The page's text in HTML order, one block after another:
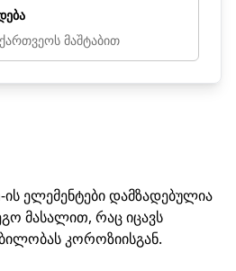
მაშტაბით
ის ელემენტები დამზადებულია
მასალით, რაც იცავს
კოროზიისგან.